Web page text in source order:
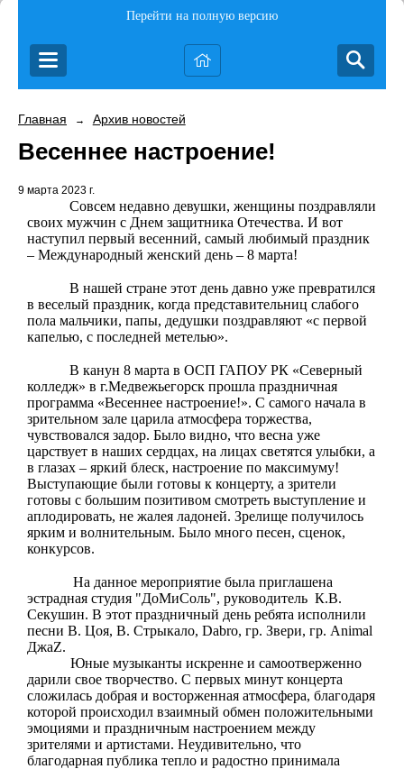
Перейти на полную версию
Главная → Архив новостей
Весеннее настроение!
9 марта 2023 г.
Совсем недавно девушки, женщины поздравляли
своих мужчин с Днем защитника Отечества. И вот
наступил первый весенний, самый любимый праздник
– Международный женский день – 8 марта!
В нашей стране этот день давно уже превратился
в веселый праздник, когда представительниц слабого
пола мальчики, папы, дедушки поздравляют «с первой
капелью, с последней метелью».
В канун 8 марта в ОСП ГАПОУ РК «Северный
колледж» в г.Медвежьегорск прошла праздничная
программа «Весеннее настроение!». С самого начала в
зрительном зале царила атмосфера торжества,
чувствовался задор. Было видно, что весна уже
царствует в наших сердцах, на лицах светятся улыбки, а
в глазах – яркий блеск, настроение по максимуму!
Выступающие были готовы к концерту, а зрители
готовы с большим позитивом смотреть выступление и
аплодировать, не жалея ладоней. Зрелище получилось
ярким и волнительным. Было много песен, сценок,
конкурсов.
На данное мероприятие была приглашена
эстрадная студия "ДоМиСоль", руководитель К.В.
Секушин. В этот праздничный день ребята исполнили
песни В. Цоя, В. Стрыкало, Dabro, гр. Звери, гр. Animal
ДжаZ.
Юные музыканты искренне и самоотверженно
дарили свое творчество. С первых минут концерта
сложилась добрая и восторженная атмосфера, благодаря
которой происходил взаимный обмен положительными
эмоциями и праздничным настроением между
зрителями и артистами. Неудивительно, что
благодарная публика тепло и радостно принимала